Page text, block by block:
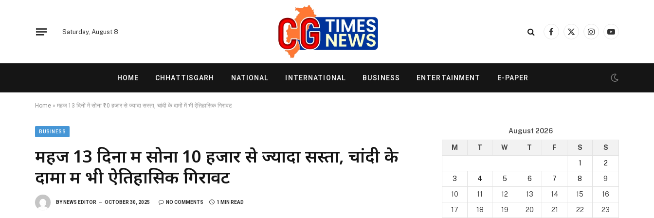
Saturday, August 8
Facebook
X
InstagramYouTube
HOME CHHATTISGARH NATIONAL INTERNATIONAL BUSINESS ENTERTAINMENT E-PAPER
Home » महज 13 दिनों में सोना ₹10 हजार से ज्यादा सस्ता, चांदी के दामों में भी ऐतिहासिक गिरावट
BUSINESS
महज 13 दिनों में सोना ₹10 हजार से ज्यादा सस्ता, चांदी के
दामों में भी ऐतिहासिक गिरावट
BY NEWS EDITOR OCTOBER 30, 2025 NO COMMENTS 1 MIN READ
August 2026
M T W T F S
S
1
2
3
4 5 6 7 8
9
10
11 12 13 14 15
16
17
18 19 20 21 22
23